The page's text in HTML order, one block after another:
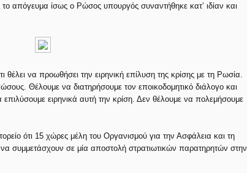
απόγευμα ίσως ο Ρώσος υπουργός συναντήθηκε κατ’ ιδίαν και
να προωθήσει την ειρηνική επίλυση της κρίσης με τη Ρωσία.
Θέλουμε να διατηρήσουμε τον εποικοδομητικό διάλογο και
ειρηνικά αυτή την κρίση. Δεν θέλουμε να πολεμήσουμε
ότι 15 χώρες μέλη του Οργανισμού για την Ασφάλεια και τη
συμμετάσχουν σε μία αποστολή στρατιωτικών παρατηρητών στην